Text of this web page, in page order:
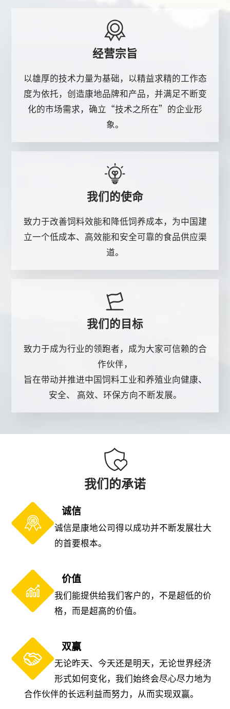
经营宗旨
以雄厚的技术力量为基础，以精益求精的工作态
度为依托，创造康地品牌和产品，并满足不断变
化的市场需求，确立“技术之所在”的企业形
象。
我们的使命
致力于改善饲料效能和降低饲养成本，为中国建
立一个低成本、高效能和安全可靠的食品供应渠
道。
我们的目标
致力于成为行业的领跑者，成为大家可信赖的合
作伙伴，
旨在带动并推进中国饲料工业和养殖业向健康、
安全、 高效、环保方向不断发展。
我们的承诺
诚信
诚信是康地公司得以成功并不断发展壮大
的首要根本。
价值
我们能提供给我们客户的，不是超低的价
格，而是超高的价值。
双赢
无论昨天、今天还是明天，无论世界经济
形式如何变化，我们始终会尽心尽力地为
合作伙伴的长远利益而努力，从而实现双赢。